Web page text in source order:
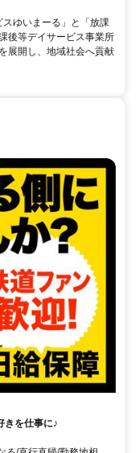
ゆいまーる」と「放課
後等デイサービス事業所
展開し、地域社会へ貢献
きを仕事に♪